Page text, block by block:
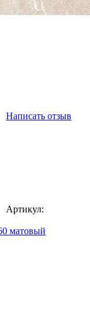
Написать отзыв
Артикул:
матовый